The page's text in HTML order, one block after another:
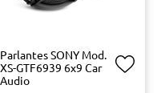
Parlantes SONY Mod.
XS-GTF6939 6x9 Car
Audio